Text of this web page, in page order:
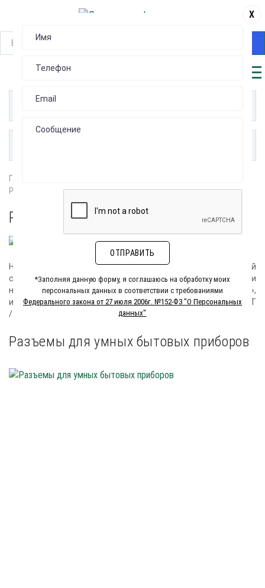
Главная
Разъемы для бытовой техники
РАЗЪЕМЫ ДЛЯ БЫТОВОЙ ТЕХНИКИ
Hirose предлагает разъемы для высокой частоты и высокой
скорости передачи, необходимые для оптимизации
новейших протоколов «соединительной технологии»,
используемых с интеллектуальным домом, управляемым IoT
/ M2M, и различными устройствами.
Разъемы для умных бытовых приборов
X
ОТПРАВИТЬ
*Заполняя данную форму, я соглашаюсь на обработку моих
персональных данных в соответствии с требованиями
Федерального закона от 27 июля 2006г. №152-Ф3 "О Персональных
данных"